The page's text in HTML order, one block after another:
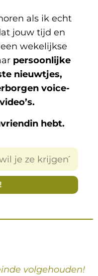
als ik echt
jouw tijd en
wekelijkse
persoonlijke
nieuwtjes,
voice-
hebt.
volgehouden!